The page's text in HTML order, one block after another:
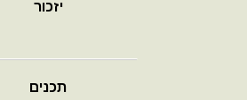
יזכור
תכנים